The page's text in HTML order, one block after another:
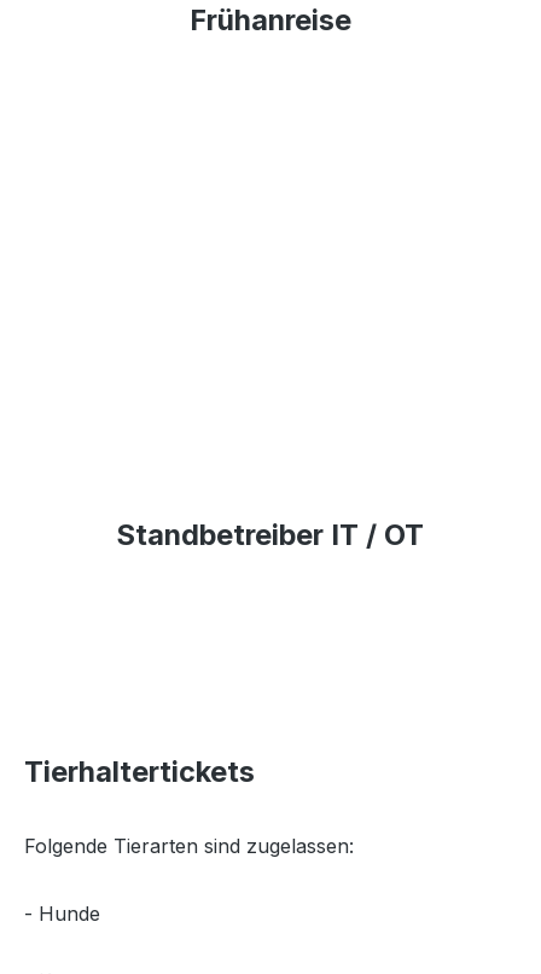
Frühanreise
Standbetreiber IT / OT
Tierhaltertickets
Folgende Tierarten sind zugelassen:
- Hunde